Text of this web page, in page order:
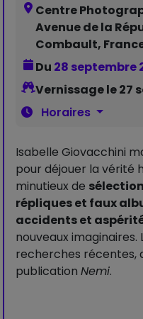
Centre
Avenue de la
Combault,
Du 28 septembre
Vernissage le 27
Horaires
Isabelle Giovacchini
pour déjouer la vérité
minutieux de
répliques et faux
accidents et
nouveaux imaginaires.
recherches récentes,
publication Nemi.